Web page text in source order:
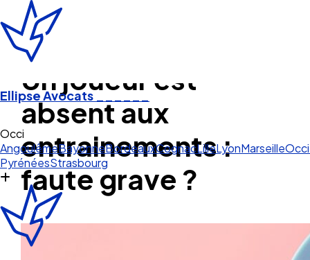
Ellipse Avocats______
Angoulême Bayonne
PyrénéesStrasbourg
Un joueur est
absent aux
entrainements :
faute grave ?